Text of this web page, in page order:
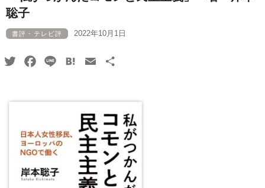
聡子
書評・テレビ評 2022年10月1日
TwitterFacebook
Line HatenaEmail